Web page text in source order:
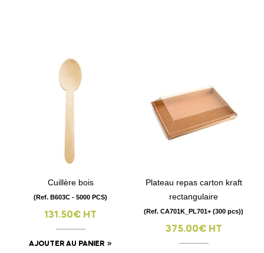
Cuillère bois
(Ref. B603C - 5000 PCS)
131.50€ HT
AJOUTER AU PANIER
Plateau repas carton kraft
rectangulaire
(Ref. CA701K_PL701+ (300 pcs))
375.00€ HT